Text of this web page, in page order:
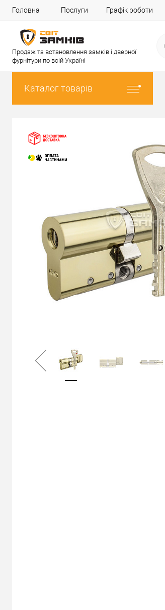
Головна Послуги Графік роботи
Продаж та встановлення замків і дверної
фурнітури по всій Україні
Каталог товарів